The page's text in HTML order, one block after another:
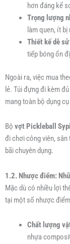
hơn đáng kể
Trọng lượng
làm quen, ít
Thiết kế dễ
tiếp bóng ổn
Ngoài ra, việc mua
lẻ. Túi đựng đi kèm
mang toàn bộ dụng
Bộ vợt Pickleball
đi chơi công viên,
bãi chuyên dụng.
1.2. Nhược điểm:
Mặc dù có nhiều lợi
tại một số nhược
Chất lượng
nhựa